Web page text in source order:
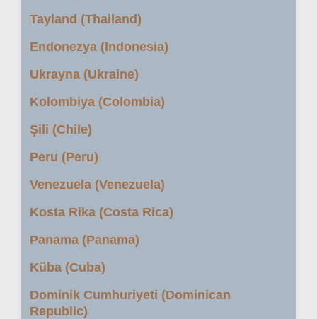
Tayland (Thailand)
Endonezya (Indonesia)
Ukrayna (Ukraine)
Kolombiya (Colombia)
Şili (Chile)
Peru (Peru)
Venezuela (Venezuela)
Kosta Rika (Costa Rica)
Panama (Panama)
Küba (Cuba)
Dominik Cumhuriyeti (Dominican
Republic)